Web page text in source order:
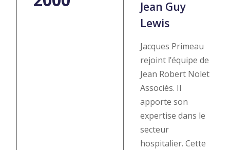
Jean Guy
Lewis
Jacques Primeau
rejoint l’équipe de
Jean Robert Nolet
Associés. Il
apporte son
expertise dans le
secteur
hospitalier. Cette